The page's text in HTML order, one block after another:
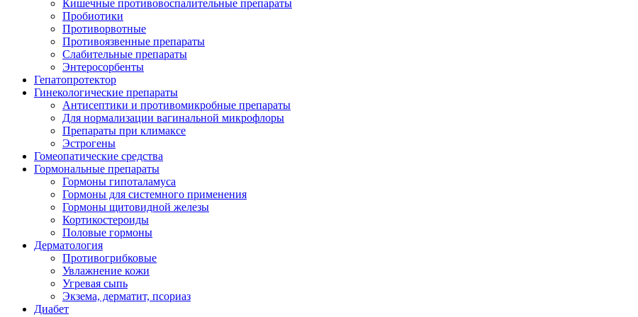
Кишечные противовоспалительные препараты
Пробиотики
Противорвотные
Противоязвенные препараты
Слабительные препараты
Энтеросорбенты
Гепатопротектор
Гинекологические препараты
Антисептики и противомикробные препараты
Для нормализации вагинальной микрофлоры
Препараты при климаксе
Эстрогены
Гомеопатические средства
Гормональные препараты
Гормоны гипоталамуса
Гормоны для системного применения
Гормоны щитовидной железы
Кортикостероиды
Половые гормоны
Дерматология
Противогрибковые
Увлажнение кожи
Угревая сыпь
Экзема, дерматит, псориаз
Диабет